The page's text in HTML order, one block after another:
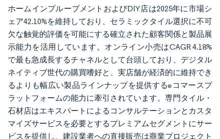
ホームインプルーブメントおよびDIY店は2025年に市場シ
ェア42.10%を維持しており、セラミックタイル選択に不可
欠な触覚的評価を可能にする確立された顧客関係と製品展
示能力を活用しています。オンライン小売はCAGR 4.18%
で最も急成長するチャネルとして台頭しており、デジタル
ネイティブ世代の購買嗜好と、実店舗が経済的に維持でき
るよりも幅広い製品ラインナップを提供するeコマースプ
ラットフォームの能力に牽引されています。専門タイル・
石材店はエキスパートによるコンサルテーションとカスタ
マイズサービスを必要とするプレミアムセグメントにサー
ビスを提供し、建設業者への直接販売は商業プロジェクト